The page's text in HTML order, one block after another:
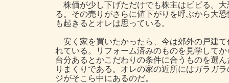
株価が少し下げただけでも株主はビビる。
る。その売りがさらに値下がりを呼ぶから大
も起きるとオレは思っている。
安く家を買いたかったら、今は郊外の戸建
れている。リフォーム済みのものを見学して
台分あるとかこだわりの条件に合うものを選
りまくりである。オレの家の近所にはガラガ
ジがそこら中にあるのだ。